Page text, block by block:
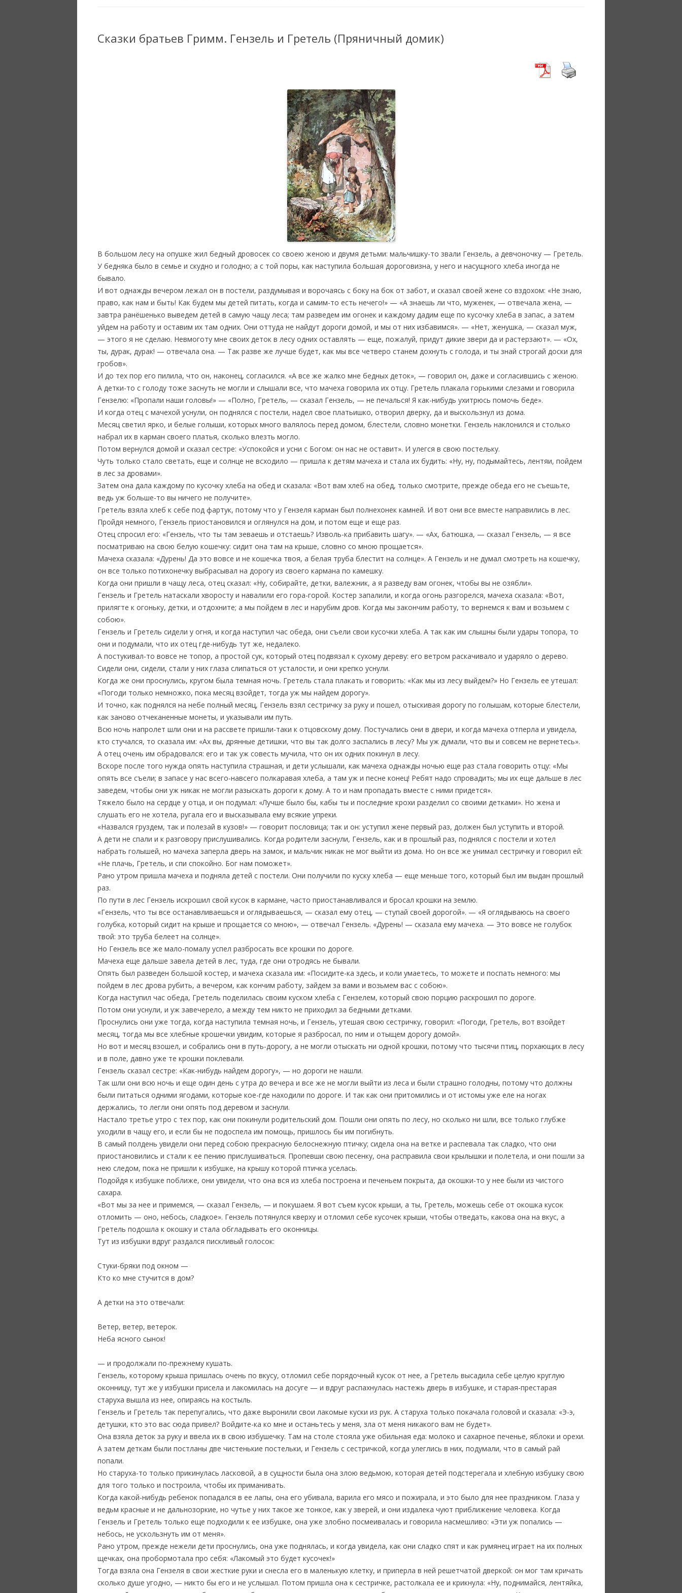
Сказки братьев Гримм. Гензель и Гретель (Пряничный домик)
В большом лесу на опушке жил бедный дровосек со своею женою и двумя детьми: мальчишку-то звали Гензель, а девчоночку — Гретель.
У бедняка было в семье и скудно и голодно; а с той поры, как наступила большая дороговизна, у него и насущного хлеба иногда не
бывало.
И вот однажды вечером лежал он в постели, раздумывая и ворочаясь с боку на бок от забот, и сказал своей жене со вздохом: «Не знаю,
право, как нам и быть! Как будем мы детей питать, когда и самим-то есть нечего!» — «А знаешь ли что, муженек, — отвечала жена, —
завтра ранёшенько выведем детей в самую чащу леса; там разведем им огонек и каждому дадим еще по кусочку хлеба в запас, а затем
уйдем на работу и оставим их там одних. Они оттуда не найдут дороги домой, и мы от них избавимся». — «Нет, женушка, — сказал муж,
— этого я не сделаю. Невмоготу мне своих деток в лесу одних оставлять — еще, пожалуй, придут дикие звери да и растерзают». — «Ох,
ты, дурак, дурак! — отвечала она. — Так разве же лучше будет, как мы все четверо станем дохнуть с голода, и ты знай строгай доски для
гробов».
И до тех пор его пилила, что он, наконец, согласился. «А все же жалко мне бедных деток», — говорил он, даже и согласившись с женою.
А детки-то с голоду тоже заснуть не могли и слышали все, что мачеха говорила их отцу. Гретель плакала горькими слезами и говорила
Гензелю: «Пропали наши головы!» — «Полно, Гретель, — сказал Гензель, — не печалься! Я как-нибудь ухитрюсь помочь беде».
И когда отец с мачехой уснули, он поднялся с постели, надел свое платьишко, отворил дверку, да и выскользнул из дома.
Месяц светил ярко, и белые голыши, которых много валялось перед домом, блестели, словно монетки. Гензель наклонился и столько
набрал их в карман своего платья, сколько влезть могло.
Потом вернулся домой и сказал сестре: «Успокойся и усни с Богом: он нас не оставит». И улегся в свою постельку.
Чуть только стало светать, еще и солнце не всходило — пришла к детям мачеха и стала их будить: «Ну, ну, подымайтесь, лентяи, пойдем
в лес за дровами».
Затем она дала каждому по кусочку хлеба на обед и сказала: «Вот вам хлеб на обед, только смотрите, прежде обеда его не съешьте,
ведь уж больше-то вы ничего не получите».
Гретель взяла хлеб к себе под фартук, потому что у Гензеля карман был полнехонек камней. И вот они все вместе направились в лес.
Пройдя немного, Гензель приостановился и оглянулся на дом, и потом еще и еще раз.
Отец спросил его: «Гензель, что ты там зеваешь и отстаешь? Изволь-ка прибавить шагу». — «Ах, батюшка, — сказал Гензель, — я все
посматриваю на свою белую кошечку: сидит она там на крыше, словно со мною прощается».
Мачеха сказала: «Дурень! Да это вовсе и не кошечка твоя, а белая труба блестит на солнце». А Гензель и не думал смотреть на кошечку,
он все только потихонечку выбрасывал на дорогу из своего кармана по камешку.
Когда они пришли в чащу леса, отец сказал: «Ну, собирайте, детки, валежник, а я разведу вам огонек, чтобы вы не озябли».
Гензель и Гретель натаскали хворосту и навалили его гора-горой. Костер запалили, и когда огонь разгорелся, мачеха сказала: «Вот,
прилягте к огоньку, детки, и отдохните; а мы пойдем в лес и нарубим дров. Когда мы закончим работу, то вернемся к вам и возьмем с
собою».
Гензель и Гретель сидели у огня, и когда наступил час обеда, они съели свои кусочки хлеба. А так как им слышны были удары топора, то
они и подумали, что их отец где-нибудь тут же, недалеко.
А постукивал-то вовсе не топор, а простой сук, который отец подвязал к сухому дереву: его ветром раскачивало и ударяло о дерево.
Сидели они, сидели, стали у них глаза слипаться от усталости, и они крепко уснули.
Когда же они проснулись, кругом была темная ночь. Гретель стала плакать и говорить: «Как мы из лесу выйдем?» Но Гензель ее утешал:
«Погоди только немножко, пока месяц взойдет, тогда уж мы найдем дорогу».
И точно, как поднялся на небе полный месяц, Гензель взял сестричку за руку и пошел, отыскивая дорогу по голышам, которые блестели,
как заново отчеканенные монеты, и указывали им путь.
Всю ночь напролет шли они и на рассвете пришли-таки к отцовскому дому. Постучались они в двери, и когда мачеха отперла и увидела,
кто стучался, то сказала им: «Ах вы, дрянные детишки, что вы так долго заспались в лесу? Мы уж думали, что вы и совсем не вернетесь».
А отец очень им обрадовался: его и так уж совесть мучила, что он их одних покинул в лесу.
Вскоре после того нужда опять наступила страшная, и дети услышали, как мачеха однажды ночью еще раз стала говорить отцу: «Мы
опять все съели; в запасе у нас всего-навсего полкаравая хлеба, а там уж и песне конец! Ребят надо спровадить; мы их еще дальше в лес
заведем, чтобы они уж никак не могли разыскать дороги к дому. А то и нам пропадать вместе с ними придется».
Тяжело было на сердце у отца, и он подумал: «Лучше было бы, кабы ты и последние крохи разделил со своими детками». Но жена и
слушать его не хотела, ругала его и высказывала ему всякие упреки.
«Назвался груздем, так и полезай в кузов!» — говорит пословица; так и он: уступил жене первый раз, должен был уступить и второй.
А дети не спали и к разговору прислушивались. Когда родители заснули, Гензель, как и в прошлый раз, поднялся с постели и хотел
набрать голышей, но мачеха заперла дверь на замок, и мальчик никак не мог выйти из дома. Но он все же унимал сестричку и говорил ей:
«Не плачь, Гретель, и спи спокойно. Бог нам поможет».
Рано утром пришла мачеха и подняла детей с постели. Они получили по куску хлеба — еще меньше того, который был им выдан прошлый
раз.
По пути в лес Гензель искрошил свой кусок в кармане, часто приостанавливался и бросал крошки на землю.
«Гензель, что ты все останавливаешься и оглядываешься, — сказал ему отец, — ступай своей дорогой». — «Я оглядываюсь на своего
голубка, который сидит на крыше и прощается со мною», — отвечал Гензель. «Дурень! — сказала ему мачеха. — Это вовсе не голубок
твой: это труба белеет на солнце».
Но Гензель все же мало-помалу успел разбросать все крошки по дороге.
Мачеха еще дальше завела детей в лес, туда, где они отродясь не бывали.
Опять был разведен большой костер, и мачеха сказала им: «Посидите-ка здесь, и коли умаетесь, то можете и поспать немного: мы
пойдем в лес дрова рубить, а вечером, как кончим работу, зайдем за вами и возьмем вас с собою».
Когда наступил час обеда, Гретель поделилась своим куском хлеба с Гензелем, который свою порцию раскрошил по дороге.
Потом они уснули, и уж завечерело, а между тем никто не приходил за бедными детками.
Проснулись они уже тогда, когда наступила темная ночь, и Гензель, утешая свою сестричку, говорил: «Погоди, Гретель, вот взойдет
месяц, тогда мы все хлебные крошечки увидим, которые я разбросал, по ним и отыщем дорогу домой».
Но вот и месяц взошел, и собрались они в путь-дорогу, а не могли отыскать ни одной крошки, потому что тысячи птиц, порхающих в лесу
и в поле, давно уже те крошки поклевали.
Гензель сказал сестре: «Как-нибудь найдем дорогу», — но дороги не нашли.
Так шли они всю ночь и еще один день с утра до вечера и все же не могли выйти из леса и были страшно голодны, потому что должны
были питаться одними ягодами, которые кое-где находили по дороге. И так как они притомились и от истомы уже еле на ногах
держались, то легли они опять под деревом и заснули.
Настало третье утро с тех пор, как они покинули родительский дом. Пошли они опять по лесу, но сколько ни шли, все только глубже
уходили в чащу его, и если бы не подоспела им помощь, пришлось бы им погибнуть.
В самый полдень увидели они перед собою прекрасную белоснежную птичку; сидела она на ветке и распевала так сладко, что они
приостановились и стали к ее пению прислушиваться. Пропевши свою песенку, она расправила свои крылышки и полетела, и они пошли за
нею следом, пока не пришли к избушке, на крышу которой птичка уселась.
Подойдя к избушке поближе, они увидели, что она вся из хлеба построена и печеньем покрыта, да окошки-то у нее были из чистого
сахара.
«Вот мы за нее и примемся, — сказал Гензель, — и покушаем. Я вот съем кусок крыши, а ты, Гретель, можешь себе от окошка кусок
отломить — оно, небось, сладкое». Гензель потянулся кверху и отломил себе кусочек крыши, чтобы отведать, какова она на вкус, а
Гретель подошла к окошку и стала обгладывать его оконницы.
Тут из избушки вдруг раздался пискливый голосок:
Стуки-бряки под окном —
Кто ко мне стучится в дом?
А детки на это отвечали:
Ветер, ветер, ветерок.
Неба ясного сынок!
— и продолжали по-прежнему кушать.
Гензель, которому крыша пришлась очень по вкусу, отломил себе порядочный кусок от нее, а Гретель высадила себе целую круглую
оконницу, тут же у избушки присела и лакомилась на досуге — и вдруг распахнулась настежь дверь в избушке, и старая-престарая
старуха вышла из нее, опираясь на костыль.
Гензель и Гретель так перепугались, что даже выронили свои лакомые куски из рук. А старуха только покачала головой и сказала: «Э-э,
детушки, кто это вас сюда привел? Войдите-ка ко мне и останьтесь у меня, зла от меня никакого вам не будет».
Она взяла деток за руку и ввела их в свою избушечку. Там на столе стояла уже обильная еда: молоко и сахарное печенье, яблоки и орехи.
А затем деткам были постланы две чистенькие постельки, и Гензель с сестричкой, когда улеглись в них, подумали, что в самый рай
попали.
Но старуха-то только прикинулась ласковой, а в сущности была она злою ведьмою, которая детей подстерегала и хлебную избушку свою
для того только и построила, чтобы их приманивать.
Когда какой-нибудь ребенок попадался в ее лапы, она его убивала, варила его мясо и пожирала, и это было для нее праздником. Глаза у
ведьм красные и не дальнозоркие, но чутье у них такое же тонкое, как у зверей, и они издалека чуют приближение человека. Когда
Гензель и Гретель только еще подходили к ее избушке, она уже злобно посмеивалась и говорила насмешливо: «Эти уж попались —
небось, не ускользнуть им от меня».
Рано утром, прежде нежели дети проснулись, она уже поднялась, и когда увидела, как они сладко спят и как румянец играет на их полных
щечках, она пробормотала про себя: «Лакомый это будет кусочек!»
Тогда взяла она Гензеля в свои жесткие руки и снесла его в маленькую клетку, и приперла в ней решетчатой дверкой: он мог там кричать
сколько душе угодно, — никто бы его и не услышал. Потом пришла она к сестричке, растолкала ее и крикнула: «Ну, поднимайся, лентяйка,